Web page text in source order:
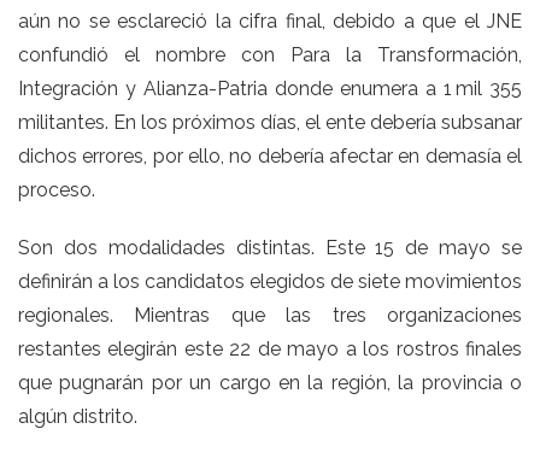
aún no se esclareció la cifra final, debido a que el JNE
confundió el nombre con Para la Transformación,
Integración y Alianza-Patria donde enumera a 1 mil 355
militantes. En los próximos días, el ente debería subsanar
dichos errores, por ello, no debería afectar en demasía el
proceso.
Son dos modalidades distintas. Este 15 de mayo se
definirán a los candidatos elegidos de siete movimientos
regionales. Mientras que las tres organizaciones
restantes elegirán este 22 de mayo a los rostros finales
que pugnarán por un cargo en la región, la provincia o
algún distrito.